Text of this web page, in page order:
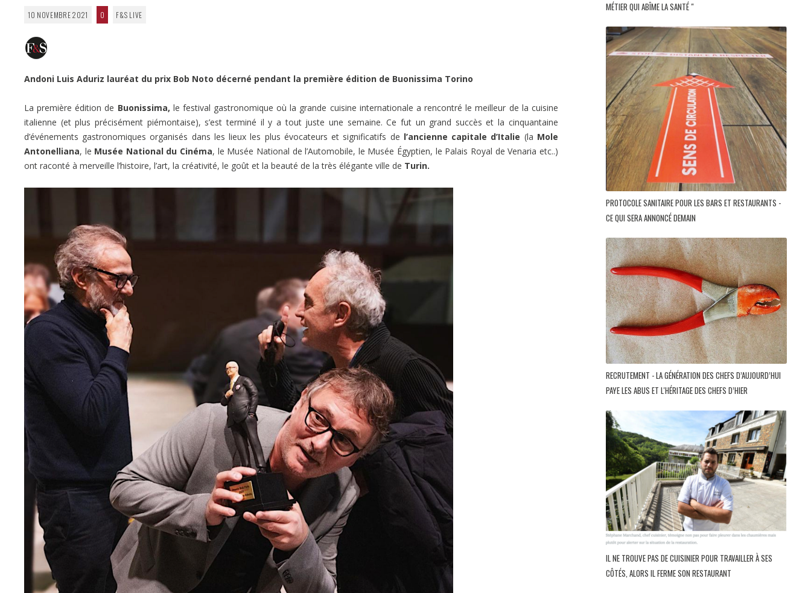
10 NOVEMBRE 2021 0 F&S LIVE
Andoni Luis Aduriz lauréat du prix Bob Noto décerné pendant la première édition de Buonissima Torino
La première édition de Buonissima, le festival gastronomique où la grande cuisine internationale a rencontré le meilleur de la cuisine
italienne (et plus précisément piémontaise), s’est terminé il y a tout juste une semaine. Ce fut un grand succès et la cinquantaine
d’événements gastronomiques organisés dans les lieux les plus évocateurs et significatifs de l’ancienne capitale d’Italie (la Mole
Antonelliana, le Musée National du Cinéma, le Musée National de l’Automobile, le Musée Égyptien, le Palais Royal de Venaria etc..)
ont raconté à merveille l’histoire, l’art, la créativité, le goût et la beauté de la très élégante ville de Turin.
MÉTIER QUI ABÎME LA SANTÉ "
PROTOCOLE SANITAIRE POUR LES BARS ET RESTAURANTS -
CE QUI SERA ANNONCÉ DEMAIN
RECRUTEMENT - LA GÉNÉRATION DES CHEFS D’AUJOURD’HUI
PAYE LES ABUS ET L'HÉRITAGE DES CHEFS D’HIER
IL NE TROUVE PAS DE CUISINIER POUR TRAVAILLER À SES
CÔTÉS, ALORS IL FERME SON RESTAURANT